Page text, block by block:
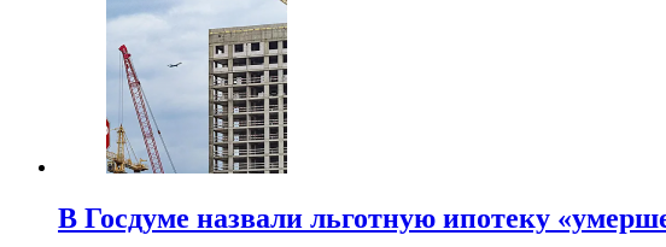
В Госдуме назвали льготную ипотеку